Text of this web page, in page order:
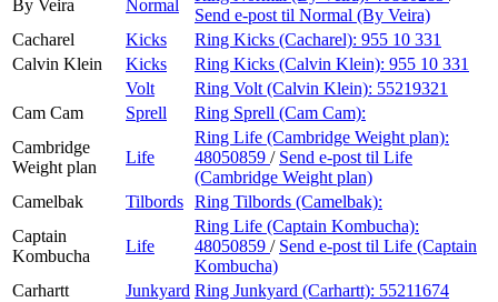
By Veira Normal
Send e-post til Normal (By Veira)
Cacharel
Kicks Ring Kicks (Cacharel): 955 10 331
Calvin Klein
Kicks Ring Kicks (Calvin Klein): 955 10 331
Volt
Ring Volt (Calvin Klein): 55219321
Cam Cam
Sprell
Ring Sprell (Cam Cam):
Cambridge
Weight plan
Life
Ring Life (Cambridge Weight plan):
48050859 / Send e-post til Life
(Cambridge Weight plan)
Camelbak
Tilbords Ring Tilbords (Camelbak):
Captain
Kombucha
Life
Ring Life (Captain Kombucha):
48050859 / Send e-post til Life (Captain
Kombucha)
Carhartt
Junkyard Ring Junkyard (Carhartt): 55211674